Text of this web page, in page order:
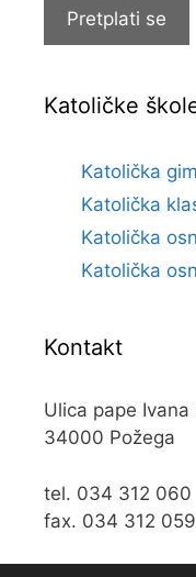
Pretplati se
Katoličke
Katolička
Katolička
Katolička
Katolička
Kontakt
Ulica pape Ivana
34000 Požega
tel. 034 312 060
fax. 034 312 059